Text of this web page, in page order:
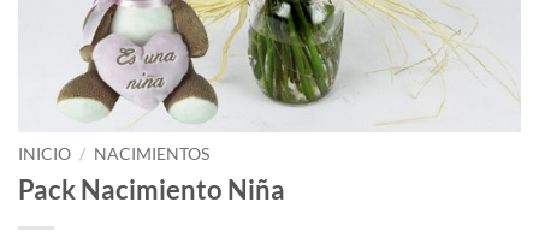
INICIO / NACIMIENTOS
Pack Nacimiento Niña